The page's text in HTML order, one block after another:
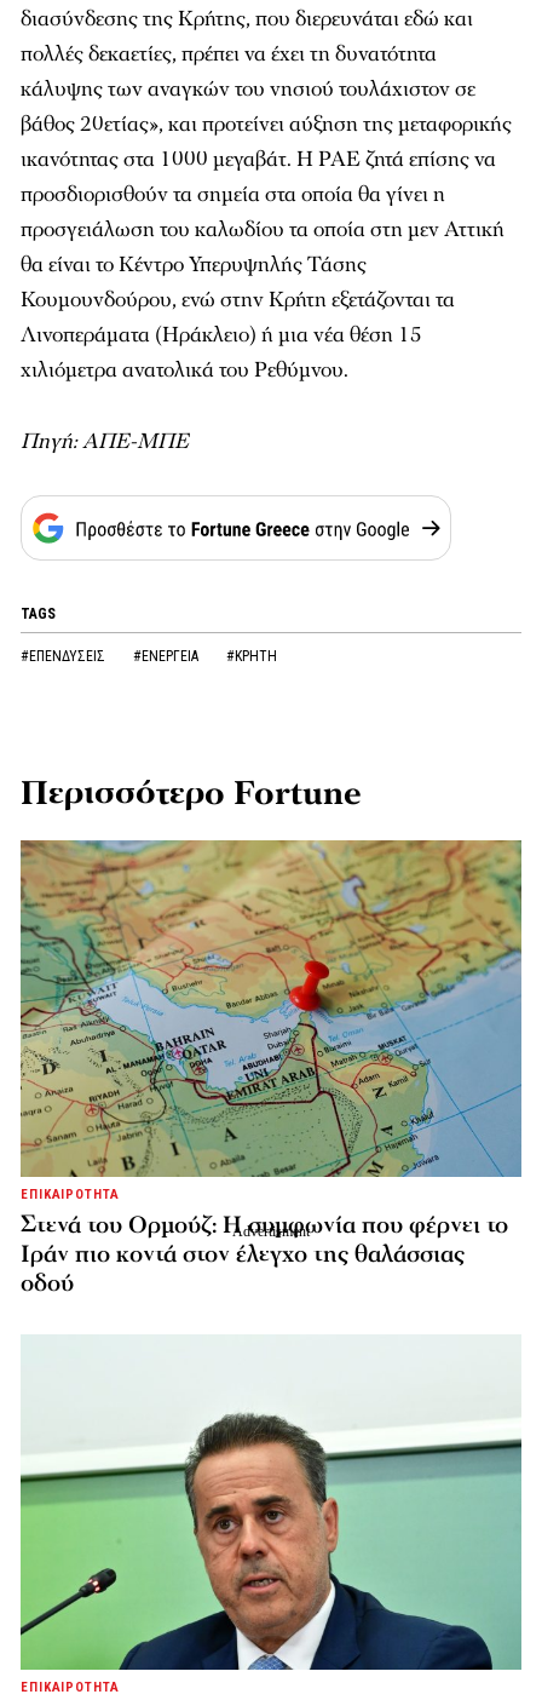
διασύνδεσης της Κρήτης, που διερευνάται εδώ και
πολλές δεκαετίες, πρέπει να έχει τη δυνατότητα
κάλυψης των αναγκών του νησιού τουλάχιστον σε
βάθος 20ετίας», και προτείνει αύξηση της μεταφορικής
ικανότητας στα 1000 μεγαβάτ. Η ΡΑΕ ζητά επίσης να
προσδιορισθούν τα σημεία στα οποία θα γίνει η
προσγειάλωση του καλωδίου τα οποία στη μεν Αττική
θα είναι το Κέντρο Υπερυψηλής Τάσης
Κουμουνδούρου, ενώ στην Κρήτη εξετάζονται τα
Λινοπεράματα (Ηράκλειο) ή μια νέα θέση 15
χιλιόμετρα ανατολικά του Ρεθύμνου.
Πηγή: ΑΠΕ-ΜΠΕ
TAGS
#ΕΠΕΝΔΥΣΕΙΣ #ΕΝΕΡΓΕΙΑ #ΚΡΗΤΗ
Περισσότερο Fortune
ΕΠΙΚΑΙΡΟΤΗΤΑ
Στενά του Ορμούζ: Η συμφωνία που φέρνει το
Ιράν πιο κοντά στον έλεγχο της θαλάσσιας
οδού
ΕΠΙΚΑΙΡΟΤΗΤΑ